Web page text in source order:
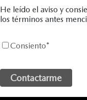
He leído el aviso y
los términos antes
Consiento*